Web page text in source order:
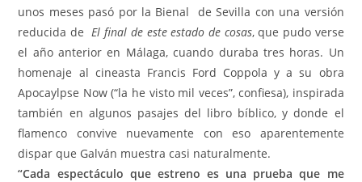
unos meses pasó por la Bienal de Sevilla con una versión
reducida deEl final de este estado de cosas, que pudo verse
el año anterior en Málaga, cuando duraba tres horas. Un
homenaje al cineasta Francis Ford Coppola y a su obra
Apocaylpse Now (“la he visto mil veces”, confiesa), inspirada
también en algunos pasajes del libro bíblico, y donde el
flamenco convive nuevamente con eso aparentemente
dispar que Galván muestra casi naturalmente.
“Cada espectáculo que estreno es una prueba que me